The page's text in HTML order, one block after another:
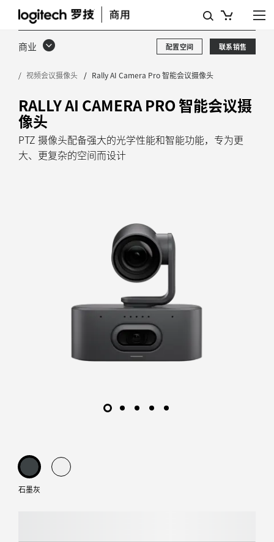
配
备
智
能
取
景
的
技
商业 联系销售
配置空间
视频会议摄像头 Rally AI Camera Pro 智能会议摄像头
RALLY AI CAMERA PRO 智能会议摄
像头
PTZ 摄像头配备强大的光学性能和智能功能，专为更
大、更复杂的空间而设计
石墨灰